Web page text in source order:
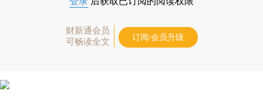
财新通会员
可畅读全文
订阅/会员升级